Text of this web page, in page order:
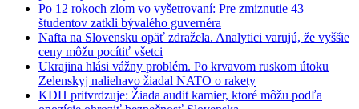
Po 12 rokoch zlom vo vyšetrovaní: Pre zmiznutie 43
študentov zatkli bývalého guvernéra
Nafta na Slovensku opäť zdražela. Analytici varujú, že vyššie
ceny môžu pocítiť všetci
Ukrajina hlási vážny problém. Po krvavom ruskom útoku
Zelenskyj naliehavo žiadal NATO o rakety
KDH pritvrdzuje: Žiada audit kamier, ktoré môžu podľa